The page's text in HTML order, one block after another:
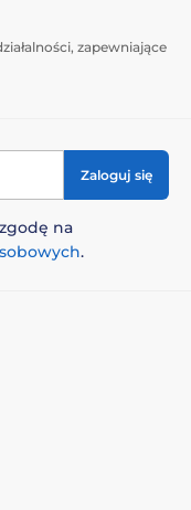
zapewniające
Zaloguj się
na
.